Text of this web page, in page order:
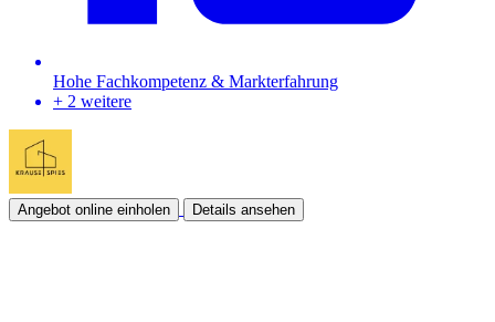
Hohe Fachkompetenz & Markterfahrung
+ 2 weitere
Angebot online einholen Details ansehen